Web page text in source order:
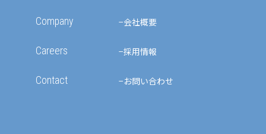
Company 会社概要
Careers 採用情報
Contact お問い合わせ